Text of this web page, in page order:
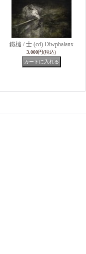
鐵槌 / 士 (cd) Diwphalanx
3,000円(税込)